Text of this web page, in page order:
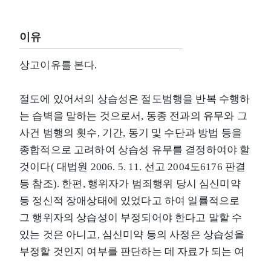
이유
상고이유를 본다.
절도에 있어서의 상습성은 절도범행을 반복 수행하
는 습벽을 말하는 것으로서, 동종 전과의 유무와 그
사건 범행의 횟수, 기간, 동기 및 수단과 방법 등을
종합적으로 고려하여 상습성 유무를 결정하여야 할
것이다( 대법원 2006. 5. 11. 선고 2004도6176 판결
등 참조). 한편, 행위자가 범죄행위 당시 심신미약
등 정신적 장애상태에 있었다고 하여 일률적으로
그 행위자의 상습성이 부정되어야 한다고 말할 수
있는 것은 아니고, 심신미약 등의 사정은 상습성을
부정할 것인지 여부를 판단하는 데 자료가 되는 여